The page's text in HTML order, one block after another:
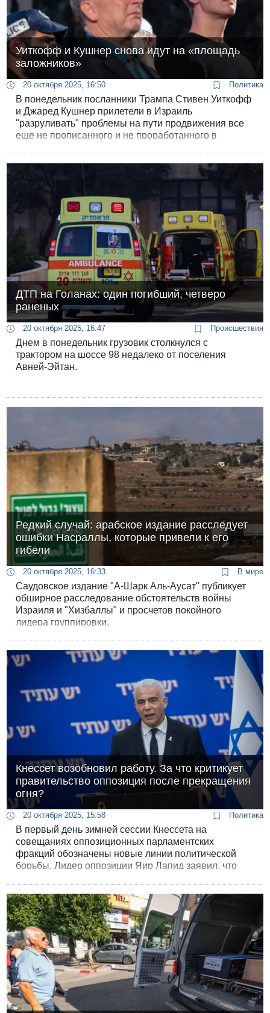
Уиткофф и Кушнер снова идут на «площадь
заложников»
20 октября 2025, 16:50 Политика
В понедельник посланники Трампа Стивен Уиткофф
и Джаред Кушнер прилетели в Израиль
"разруливать" проблемы на пути продвижения все
еще не прописанного и не проработанного в
собираются снова посетить "площадь заложников".
ДТП на Голанах: один погибший, четверо
раненых
20 октября 2025, 16:47 Происшествия
Днем в понедельник грузовик столкнулся с
трактором на шоссе 98 недалеко от поселения
Авней-Эйтан.
Редкий случай: арабское издание расследует
ошибки Насраллы, которые привели к его
гибели
20 октября 2025, 16:33 В мире
Саудовское издание "А-Шарк Аль-Аусат" публикует
обширное расследование обстоятельств войны
Израиля и "Хизбаллы" и просчетов покойного
лидера группировки.
Кнессет возобновил работу. За что критикует
правительство оппозиция после прекращения
огня?
20 октября 2025, 15:58 Политика
В первый день зимней сессии Кнессета на
совещаниях оппозиционных парламентских
фракций обозначены новые линии политической
борьбы. Лидер оппозиции Яир Лапид заявил, что
делает плохо и без всякой стратегии"